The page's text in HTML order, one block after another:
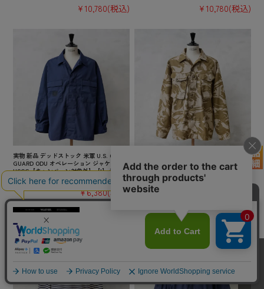
¥10,780(税込) ¥10,780(税込)
実物 新品 デッドストック 米軍 U.S. COAST
GUARD ODU オペレーション ジャケット /
USCG【キャンペーン対象外】【I】ミリタ
リー
¥6,380(税込)
実物 新品 デッドストック イギリス軍 TROP
ICAL COMBAT ジャケット デザートDPMカ
モ【キャンペーン対象外】【I】ミリタリー
¥3,850